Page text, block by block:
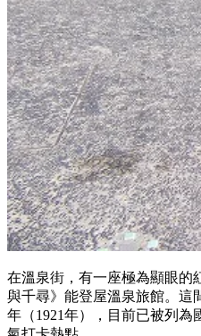
在溫泉街，有一座極為顯眼的
與千尋》能登屋溫泉旅館。這
年（1921年），目前已被列為